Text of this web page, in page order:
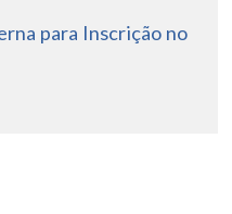
para Inscrição no